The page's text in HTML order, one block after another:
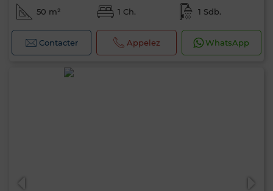
50 m² 1 Ch. 1 Sdb.
Contacter Appelez WhatsApp